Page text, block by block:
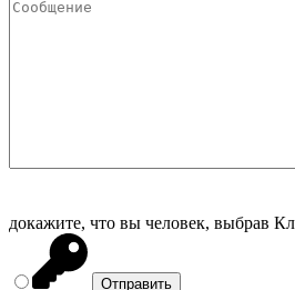
докажите, что вы человек, выбрав